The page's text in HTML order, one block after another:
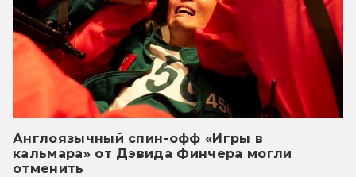
Англоязычный спин-офф «Игры в
кальмара» от Дэвида Финчера могли
отменить